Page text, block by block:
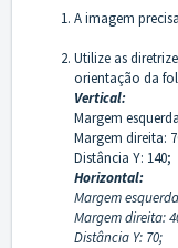
A imagem
Utilize as
orientação da
Vertical:
Margem
Margem direita:
Distância Y: 140;
Horizontal:
Margem
Margem direita:
Distância Y: 70;